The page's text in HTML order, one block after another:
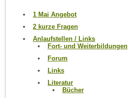
1 Mai Angebot
2 kurze Fragen
Anlaufstellen / Links
Fort- und Weiterbildungen
Forum
Links
Literatur
Bücher